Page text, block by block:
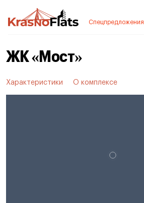
Спецпредложения
ЖК «Мост»
Характеристики О комплексе